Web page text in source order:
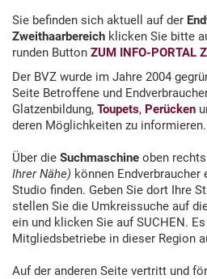
Sie befinden sich aktuell auf der
Zweithaarbereich klicken Sie bitte
runden Button ZUM INFO-PORTAL
Der BVZ wurde im Jahre 2004
Seite Betroffene und
Glatzenbildung, Toupets, Perücken
deren Möglichkeiten zu informieren.
Über die Suchmaschine oben rechts
Ihrer Nähe) können
Studio finden. Geben Sie dort Ihre
stellen Sie die Umkreissuche auf
ein und klicken Sie auf SUCHEN.
Mitgliedsbetriebe in dieser Region
Auf der anderen Seite vertritt und